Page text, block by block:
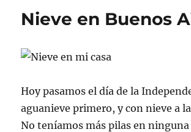
Nieve en Buenos
Hoy pasamos el día de la
aguanieve primero, y con nieve a
No teníamos más pilas en ninguna